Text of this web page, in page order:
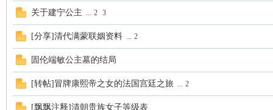
关于建宁公主 ... 2 3
[分享]清代满蒙联姻资料 ... 2
固伦端敏公主墓的结局
[转帖]冒牌康熙帝之女的法国宫廷之旅 ... 2
[飘飘注释]清朝贵族女子等级表